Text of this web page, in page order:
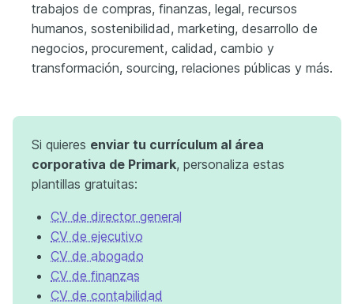
trabajos de compras, finanzas, legal, recursos
humanos, sostenibilidad, marketing, desarrollo de
negocios, procurement, calidad, cambio y
transformación, sourcing, relaciones públicas y más.
Si quieres enviar tu currículum al área
corporativa de Primark, personaliza estas
plantillas gratuitas:
CV de director general
CV de ejecutivo
CV de abogado
CV de finanzas
CV de contabilidad